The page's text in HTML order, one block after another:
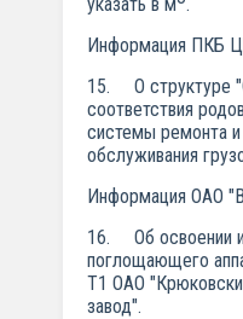
указать в м .
Информация ПКБ
15. О структуре
соответствия
системы ремонта и
обслуживания
Информация ОАО
16. Об освоении
поглощающего
Т1 ОАО
завод".